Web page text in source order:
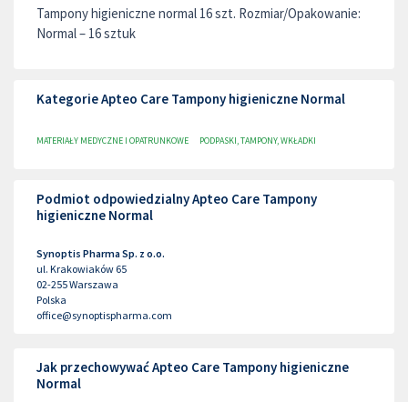
Tampony higieniczne normal 16 szt. Rozmiar/Opakowanie:
Normal – 16 sztuk
Kategorie Apteo Care Tampony higieniczne Normal
MATERIAŁY MEDYCZNE I OPATRUNKOWE PODPASKI, TAMPONY, WKŁADKI
Podmiot odpowiedzialny Apteo Care Tampony
higieniczne Normal
Synoptis Pharma Sp. z o.o.
ul. Krakowiaków 65
02-255Warszawa
Polska
office@synoptispharma.com
Jak przechowywać Apteo Care Tampony higieniczne
Normal